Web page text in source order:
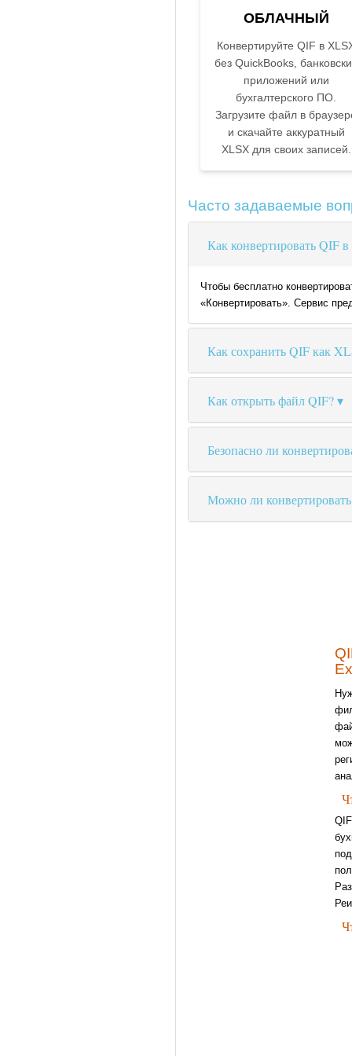
ОБЛАЧНЫЙ
Конвертируйте QIF в
без QuickBooks,
приложений или
бухгалтерского ПО.
Загрузите файл в
и скачайте аккуратный
XLSX для своих записей.
Часто задаваемые
Как конвертировать QIF
Чтобы бесплатно
«Конвертировать». Сервис
Как сохранить QIF как
Как открыть файл QIF?
Безопасно ли
Можно ли